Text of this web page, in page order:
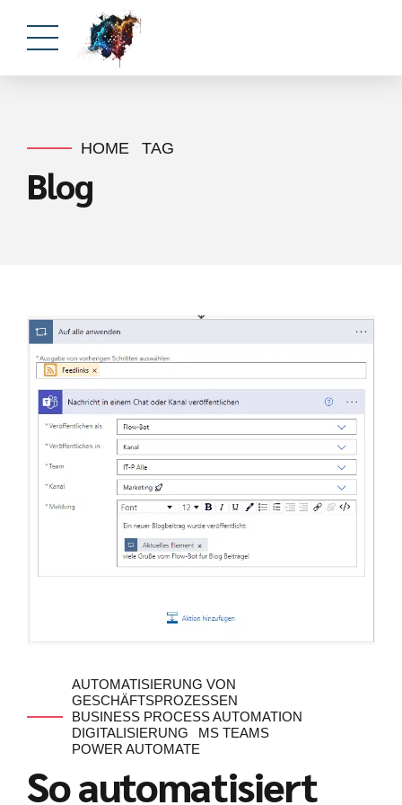
HOME TAG
Blog
AUTOMATISIERUNG VON
GESCHÄFTSPROZESSEN
BUSINESS PROCESS AUTOMATION
DIGITALISIERUNG
MS TEAMS
POWER AUTOMATE
So automatisiert